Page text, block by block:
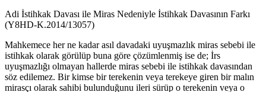
Adi İstihkak Davası ile Miras Nedeniyle İstihkak Davasının Farkı
(Y8HD-K.2014/13057)
Mahkemece her ne kadar asıl davadaki uyuşmazlık miras sebebi ile
istihkak olarak görülüp buna göre çözümlenmiş ise de; İrs
uyuşmazlığı olmayan hallerde miras sebebi ile istihkak davasından
söz edilemez. Bir kimse bir terekenin veya terekeye giren bir malın
mirasçı olarak sahibi bulunduğunu ileri sürüp o terekenin veya o